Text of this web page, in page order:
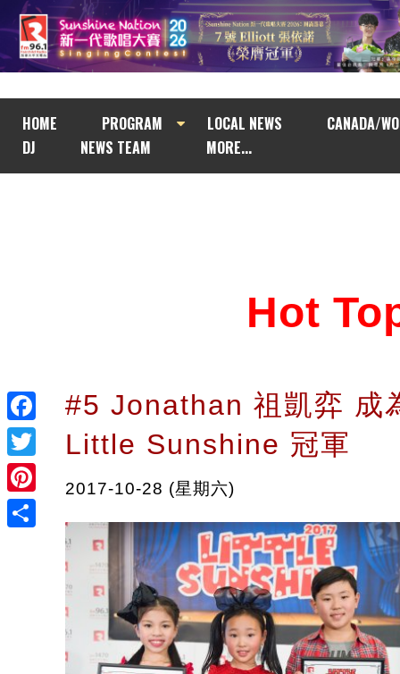
HOME PROGRAM LOCAL NEWS
CANADA/
DJ
NEWS TEAM MORE...
Facebook
Twitter
Pinterest
Hot
#5 Jonathan 祖凱弈 成
Little Sunshine 冠軍
2017-10-28 (星期六)